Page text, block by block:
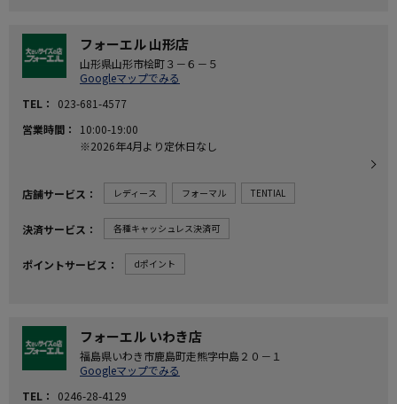
フォーエル 山形店
山形県山形市桧町３－６－５
Googleマップでみる
TEL
023-681-4577
営業時間
10:00-19:00
※2026年4月より定休日なし
店舗サービス レディース フォーマル TENTIAL
決済サービス 各種キャッシュレス決済可
ポイントサービス dポイント
フォーエル いわき店
福島県いわき市鹿島町走熊字中島２０－１
Googleマップでみる
TEL
0246-28-4129